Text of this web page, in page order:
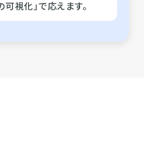
可視化」で応えます。